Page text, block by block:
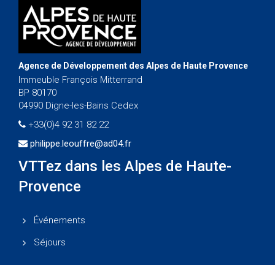
Agence de Développement des Alpes de Haute Provence
Immeuble François Mitterrand
BP 80170
04990 Digne-les-Bains Cedex
+33(0)4 92 31 82 22
philippe.leouffre@ad04.fr
VTTez dans les Alpes de Haute-
Provence
Événements
Séjours